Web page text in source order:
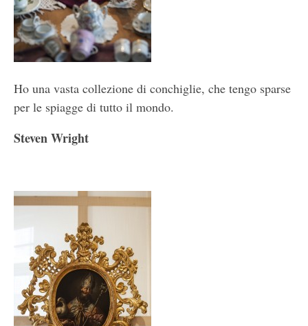
Ho una vasta collezione di conchiglie, che tengo sparse
per le spiagge di tutto il mondo.
Steven Wright